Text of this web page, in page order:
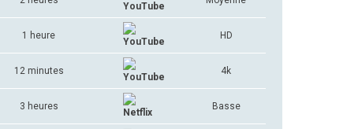
1 heure HD
12 minutes 4k
3 heures Basse